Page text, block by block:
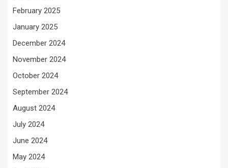
February 2025
January 2025
December 2024
November 2024
October 2024
September 2024
August 2024
July 2024
June 2024
May 2024